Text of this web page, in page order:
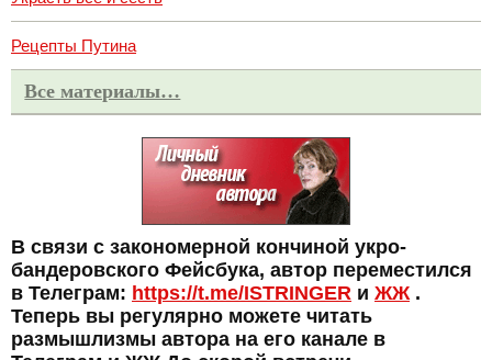
Рецепты Путина
Все материалы…
В связи с закономерной кончиной укро-
бандеровского Фейсбука, автор переместился
в Телеграм: https://t.me/ISTRINGER и ЖЖ.
Теперь вы регулярно можете читать
размышлизмы автора на его канале в